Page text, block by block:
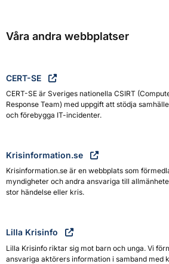
Våra andra webbplatser
CERT-SE
CERT-SE är Sveriges nationella CSIRT
Response Team) med uppgift att stödja
och förebygga IT-incidenter.
Krisinformation.se
Krisinformation.se är en webbplats som
myndigheter och andra ansvariga till
stor händelse eller kris.
Lilla Krisinfo
Lilla Krisinfo riktar sig mot barn och unga. Vi
ansvariga aktörers information i samband med